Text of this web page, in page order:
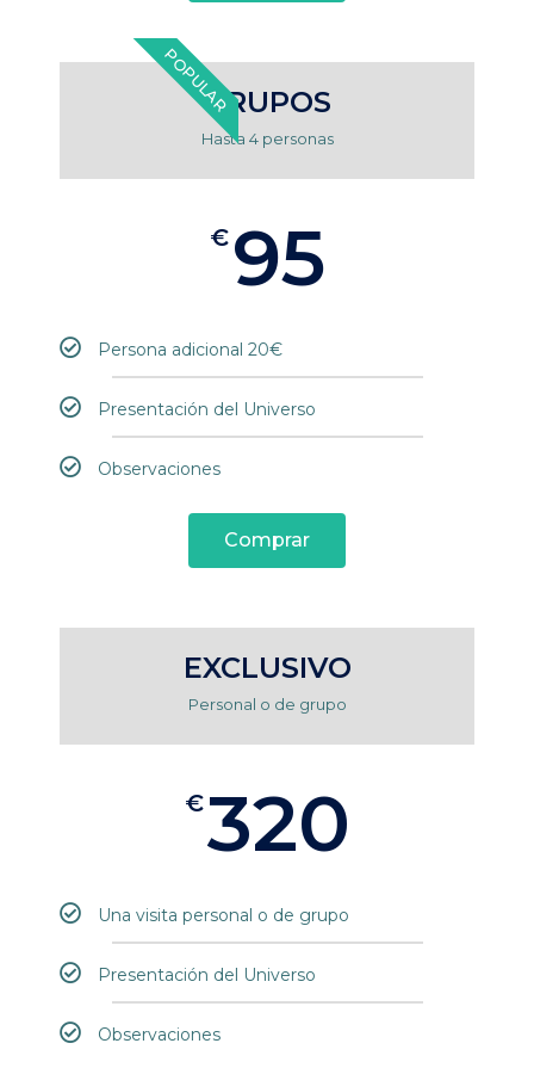
POPULARGRUPOS
Hasta 4 personas
€ 95
Persona adicional 20€
Presentación del Universo
Observaciones
Comprar
EXCLUSIVO
Personal o de grupo
€320
Una visita personal o de grupo
Presentación del Universo
Observaciones